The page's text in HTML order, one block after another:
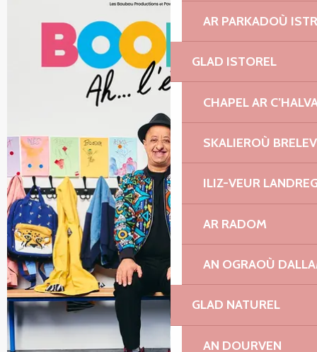
AR PARKADOÙ ISTR
GLAD ISTOREL
CHAPEL AR
SKALIEROÙ
ILIZ-VEUR
AR RADOM
AN OGRAOÙ
GLAD NATUREL
AN DOURVEN